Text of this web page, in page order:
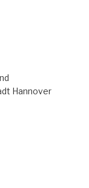
Hannover